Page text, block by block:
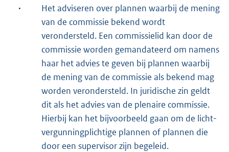
·
Het adviseren over plannen waarbij de mening
van de commissie bekend wordt
verondersteld. Een commissielid kan door de
commissie worden gemandateerd om namens
haar het advies te geven bij plannen waarbij
de mening van de commissie als bekend mag
worden verondersteld. In juridische zin geldt
dit als het advies van de plenaire commissie.
Hierbij kan het bijvoorbeeld gaan om de licht-
vergunningplichtige plannen of plannen die
door een supervisor zijn begeleid.